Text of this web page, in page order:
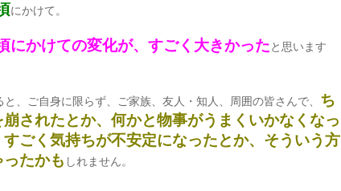
にかけて。
にかけての変化が、すごく大きかったと思います
、ご自身に限らず、ご家族、友人・知人、周囲の皆さんで、 ち
されたとか、何かと物事がうまくいかなくなっ
ごく気持ちが不安定になったとか、そういう方
たかも しれません。